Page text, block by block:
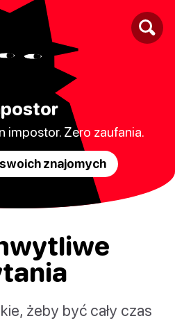
impostor. Zero zaufania.
znajomych
żeby być cały czas